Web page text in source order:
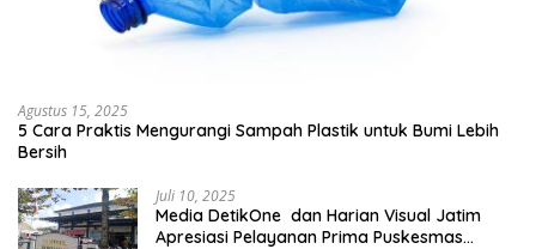
Agustus 15, 2025
5 Cara Praktis Mengurangi Sampah Plastik untuk Bumi Lebih
Bersih
Juli 10, 2025
Media DetikOne dan Harian Visual Jatim
Apresiasi Pelayanan Prima Puskesmas